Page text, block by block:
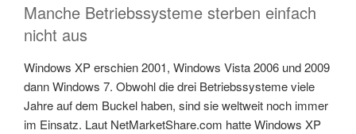
Manche Betriebssysteme sterben einfach
nicht aus
Windows XP erschien 2001, Windows Vista 2006 und 2009
dann Windows 7. Obwohl die drei Betriebssysteme viele
Jahre auf dem Buckel haben, sind sie weltweit noch immer
im Einsatz. Laut NetMarketShare.com hatte Windows XP